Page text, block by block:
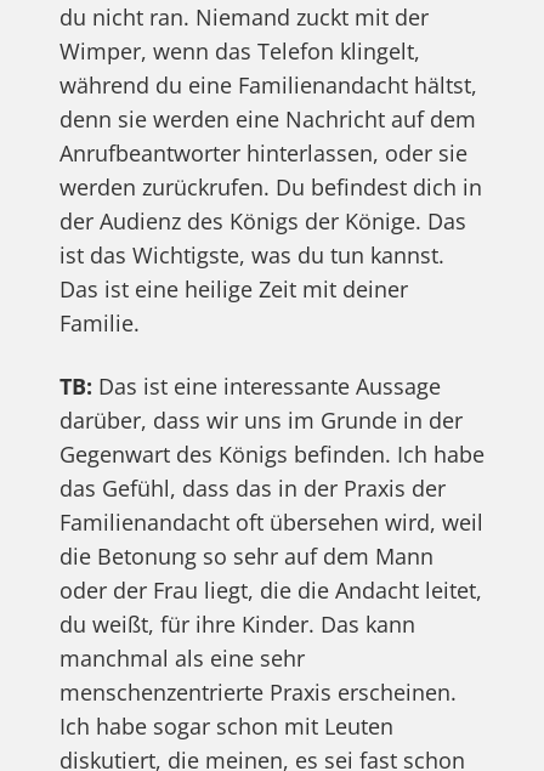
du nicht ran. Niemand zuckt mit der
Wimper, wenn das Telefon klingelt,
während du eine Familienandacht hältst,
denn sie werden eine Nachricht auf dem
Anrufbeantworter hinterlassen, oder sie
werden zurückrufen. Du befindest dich in
der Audienz des Königs der Könige. Das
ist das Wichtigste, was du tun kannst.
Das ist eine heilige Zeit mit deiner
Familie.
TB: Das ist eine interessante Aussage
darüber, dass wir uns im Grunde in der
Gegenwart des Königs befinden. Ich habe
das Gefühl, dass das in der Praxis der
Familienandacht oft übersehen wird, weil
die Betonung so sehr auf dem Mann
oder der Frau liegt, die die Andacht leitet,
du weißt, für ihre Kinder. Das kann
manchmal als eine sehr
menschenzentrierte Praxis erscheinen.
Ich habe sogar schon mit Leuten
diskutiert, die meinen, es sei fast schon